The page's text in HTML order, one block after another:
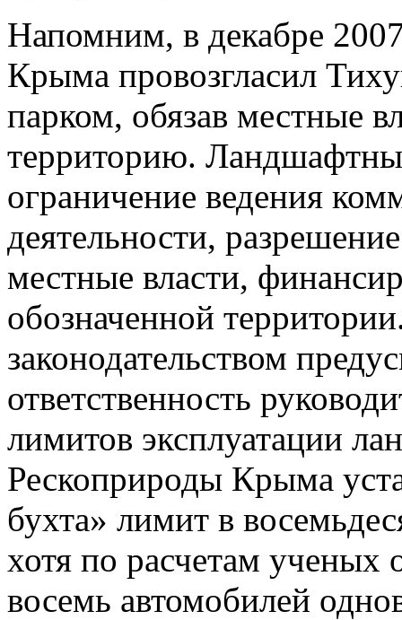
Напомним, в декабре
Крыма провозгласил
парком, обязав местные
территорию.
ограничение ведения
деятельности,
местные власти,
обозначенной
законодательством
ответственность
лимитов эксплуатации
Рескоприроды Крыма
бухта» лимит в
хотя по расчетам
восемь автомобилей